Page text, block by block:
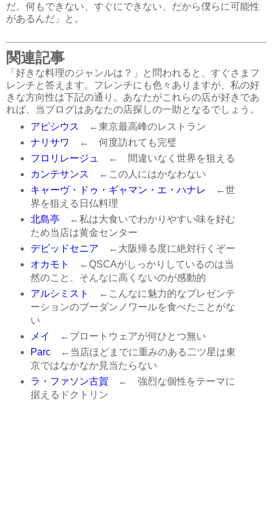
だ。何もできない、すぐにできない、だから僕らに可能性
があるんだ」と。
関連記事
「好きな料理のジャンルは？」と問われると、すぐさまフ
レンチと答えます。フレンチにも色々ありますが、私の好
きな方向性は下記の通り。あなたがこれらの店が好きであ
れば、当ブログはあなたの店探しの一助となるでしょう。
アピシウス ←東京最高峰のレストラン
ナリサワ ← 何度訪れても完璧
フロリレージュ
← 間違いなく世界を狙える
カンテサンス ←この人にはかなわない
キャーヴ・ドゥ・ギャマン・エ・ハナレ ←世
界を狙える日仏料理
北島亭 ←私は大食いでわかりやすい味を好む
ため当店は黄金センター
デビッドセニア ←大阪帰る度に絶対行くぞー
オカモト
←QSCAがしっかりしているのは当
然のこと、そんなに高くないのが感動的
アルシミスト
←こんなに魅力的なプレゼンテ
ーションのブーダンノワールを食べたことがな
い
メイ
←ブロートウェアが何ひとつ無い
Parc←当店ほどまでに重みのある二ツ星は東
京ではなかなか見当たらない
ラ・ファソン古賀 ← 強烈な個性をテーマに
据えるドクトリン